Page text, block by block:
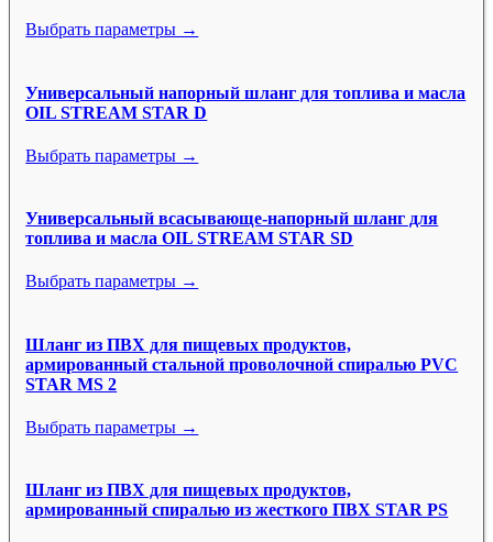
Выбрать параметры →
Универсальный напорный шланг для топлива и масла
OIL STREAM STAR D
Выбрать параметры →
Универсальный всасывающе-напорный шланг для
топлива и масла OIL STREAM STAR SD
Выбрать параметры →
Шланг из ПВХ для пищевых продуктов,
армированный стальной проволочной спиралью PVC
STAR MS 2
Выбрать параметры →
Шланг из ПВХ для пищевых продуктов,
армированный спиралью из жесткого ПВХ STAR PS